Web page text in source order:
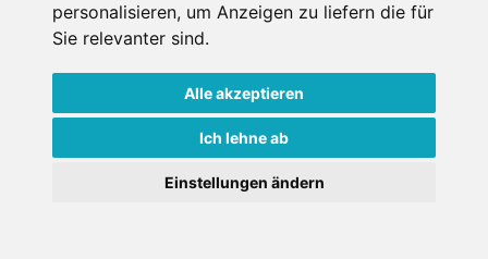
personalisieren, um Anzeigen zu liefern die für
Sie relevanter sind.
Alle akzeptieren
Ich lehne ab
Einstellungen ändern
€ 37,50
pro Person pro Nacht
Weitere Infos
Jetzt buchen